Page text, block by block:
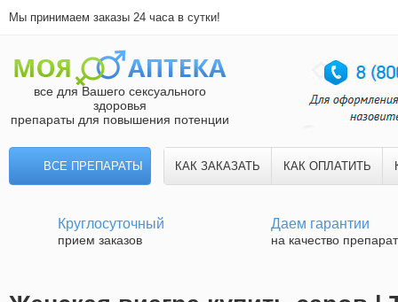
Мы принимаем заказы 24 часа в сутки!
все для Вашего сексуального
здоровья
препараты для повышения потенции
ВСЕ ПРЕПАРАТЫ КАК ЗАКАЗАТЬ КАК ОПЛАТИТЬ
Круглосуточный
прием заказов
Даем гарантии
на качество